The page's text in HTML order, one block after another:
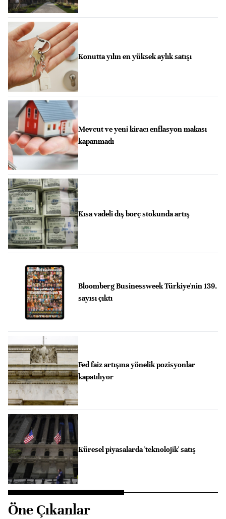
Konutta yılın en yüksek aylık satışı
Mevcut ve yeni kiracı enflasyon makası
kapanmadı
Kısa vadeli dış borç stokunda artış
Bloomberg Businessweek Türkiye'nin 139.
sayısı çıktı
Fed faiz artışına yönelik pozisyonlar
kapatılıyor
Küresel piyasalarda 'teknolojik' satış
Öne Çıkanlar